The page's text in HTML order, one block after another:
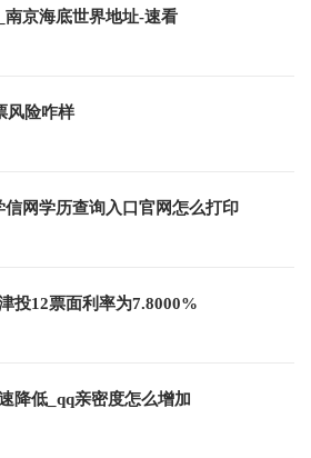
京海底世界地址-速看
风险咋样
网学历查询入口官网怎么打印
投12票面利率为7.8000%
降低_qq亲密度怎么增加